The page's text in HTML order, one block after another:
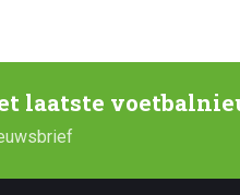
laatste